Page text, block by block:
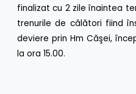
finalizat cu 2 zile înaintea
trenurile de călători fiind
deviere prin Hm Căşei,
la ora 15.00.